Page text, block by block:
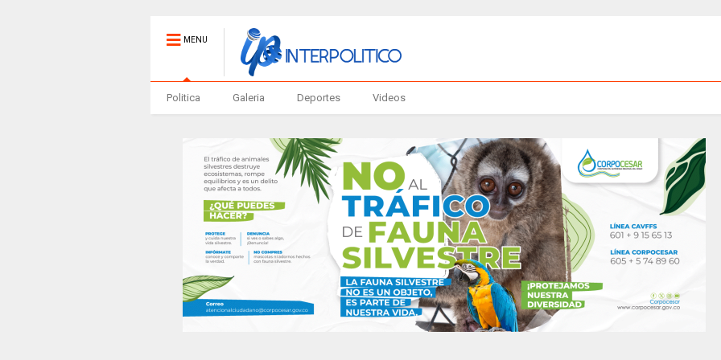
MENU
Politica Galeria Deportes Videos